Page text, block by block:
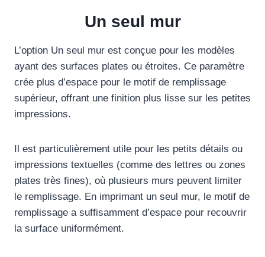
Un seul mur
L’option Un seul mur est conçue pour les modèles
ayant des surfaces plates ou étroites. Ce paramètre
crée plus d’espace pour le motif de remplissage
supérieur, offrant une finition plus lisse sur les petites
impressions.
Il est particulièrement utile pour les petits détails ou
impressions textuelles (comme des lettres ou zones
plates très fines), où plusieurs murs peuvent limiter
le remplissage. En imprimant un seul mur, le motif de
remplissage a suffisamment d’espace pour recouvrir
la surface uniformément.